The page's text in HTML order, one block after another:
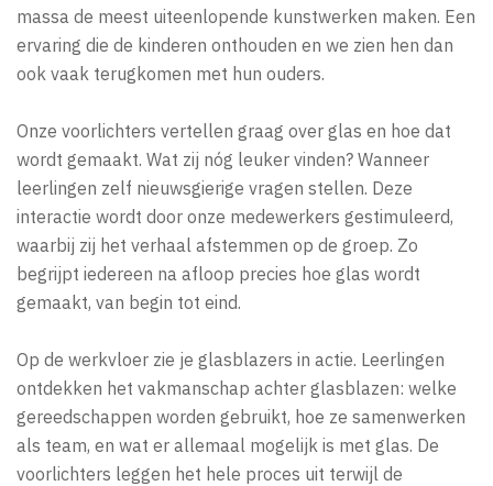
massa de meest uiteenlopende kunstwerken maken. Een
ervaring die de kinderen onthouden en we zien hen dan
ook vaak terugkomen met hun ouders.
Onze voorlichters vertellen graag over glas en hoe dat
wordt gemaakt. Wat zij nóg leuker vinden? Wanneer
leerlingen zelf nieuwsgierige vragen stellen. Deze
interactie wordt door onze medewerkers gestimuleerd,
waarbij zij het verhaal afstemmen op de groep. Zo
begrijpt iedereen na afloop precies hoe glas wordt
gemaakt, van begin tot eind.
Op de werkvloer zie je glasblazers in actie. Leerlingen
ontdekken het vakmanschap achter glasblazen: welke
gereedschappen worden gebruikt, hoe ze samenwerken
als team, en wat er allemaal mogelijk is met glas. De
voorlichters leggen het hele proces uit terwijl de